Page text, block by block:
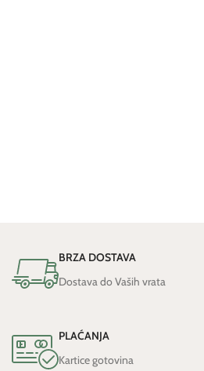
BRZA DOSTAVA
Dostava do Vaših vrata
PLAĆANJA
Kartice gotovina